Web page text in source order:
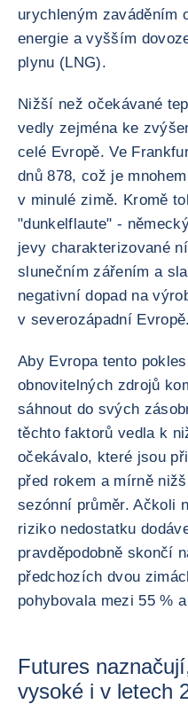
urychleným zaváděním
energie a vyšším
plynu (LNG).
Nižší než očekávané
vedly zejména ke
celé Evropě. Ve
dnů 878, což je
v minulé zimě. Kromě
"dunkelflaute" -
jevy charakterizované
slunečním zářením a
negativní dopad na
v severozápadní Evropě.
Aby Evropa tento
obnovitelných zdrojů
sáhnout do svých
těchto faktorů vedla k
očekávalo, které jsou
před rokem a mírně
sezónní průměr. Ačkoli
riziko nedostatku
pravděpodobně skončí
předchozích dvou
pohybovala mezi 55 %
Futures
vysoké i v letech